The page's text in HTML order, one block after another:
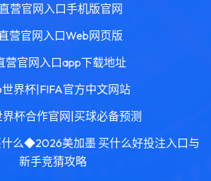
营官网入口手机版官网
营官网入口Web网页版
营官网入口app下载地址
界杯|FIFA官方中文网站
杯合作官网|买球必备预测
么◆2026美加墨 买什么好投注入口与
新手竞猜攻略